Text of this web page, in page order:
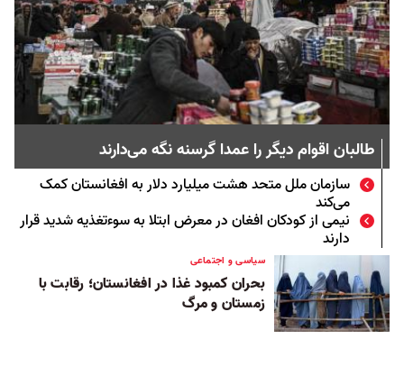
طالبان اقوام دیگر را عمدا گرسنه نگه می‌دارند
سازمان ملل متحد هشت میلیارد دلار به افغانستان کمک
می‌کند
نیمی از کودکان افغان در معرض ابتلا به سوءتغذیه شدید قرار
دارند
سیاسی و اجتماعی
بحران کمبود غذا در افغانستان؛ رقابت با
زمستان و مرگ